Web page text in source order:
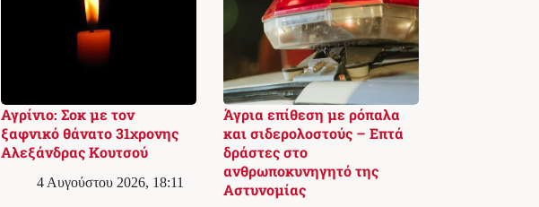
Αγρίνιο: Σοκ με τον
ξαφνικό θάνατο 31χρονης
Αλεξάνδρας Κουτσού
4 Αυγούστου 2026, 18:11
Άγρια επίθεση με ρόπαλα
και σιδερολοστούς – Επτά
δράστες στο
ανθρωποκυνηγητό της
Αστυνομίας